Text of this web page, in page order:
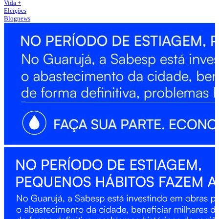
Vida +
Eleições
Blognews